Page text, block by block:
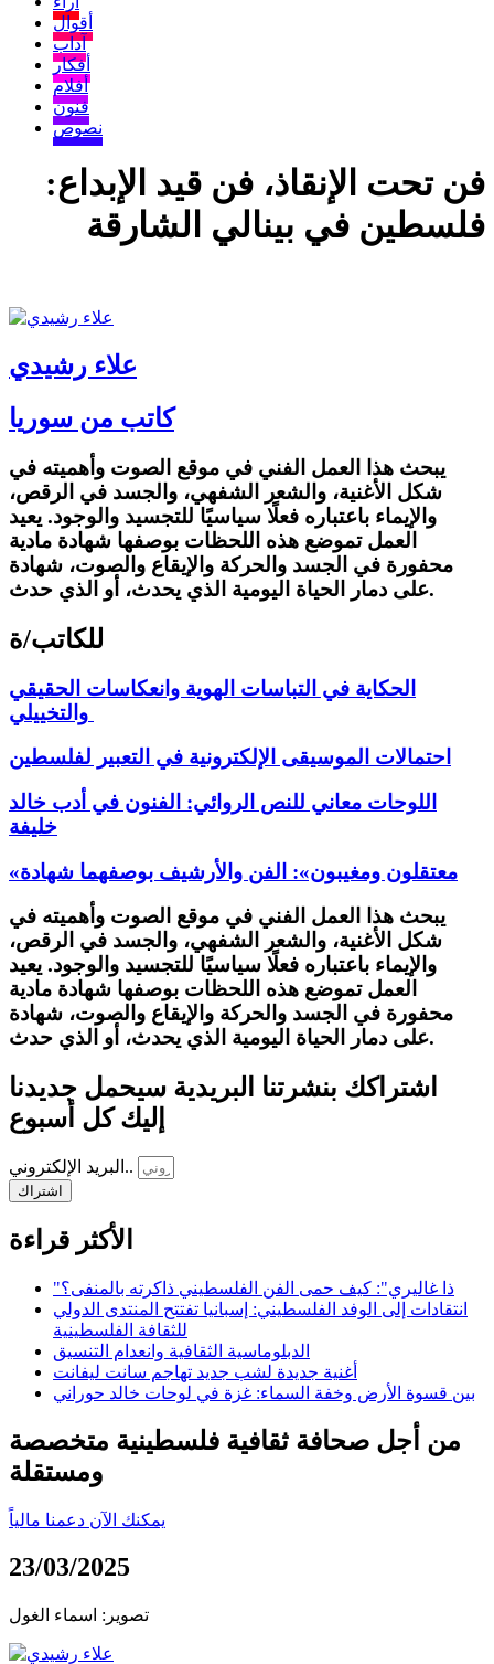
أقوال
آداب
أفكار
أفلام
فنون
نصوص
فن تحت الإنقاذ، فن قيد الإبداع:
فلسطين في بينالي الشارقة
علاء رشيدي
كاتب من سوريا
يبحث هذا العمل الفني في موقع الصوت وأهميته في
شكل الأغنية، والشعر الشفهي، والجسد في الرقص،
والإيماء باعتباره فعلًا سياسيًا للتجسيد والوجود. يعيد
العمل تموضع هذه اللحظات بوصفها شهادة مادية
محفورة في الجسد والحركة والإيقاع والصوت، شهادة
على دمار الحياة اليومية الذي يحدث، أو الذي حدث.
للكاتب/ة
الحكاية في التباسات الهوية وانعكاسات الحقيقي
احتمالات الموسيقى الإلكترونية في التعبير لفلسطين
اللوحات معاني للنص الروائي: الفنون في أدب خالد
خليفة
«معتقلون ومغيبون»: الفن والأرشيف بوصفهما شهادة
يبحث هذا العمل الفني في موقع الصوت وأهميته في
شكل الأغنية، والشعر الشفهي، والجسد في الرقص،
والإيماء باعتباره فعلًا سياسيًا للتجسيد والوجود. يعيد
العمل تموضع هذه اللحظات بوصفها شهادة مادية
محفورة في الجسد والحركة والإيقاع والصوت، شهادة
على دمار الحياة اليومية الذي يحدث، أو الذي حدث.
اشتراكك بنشرتنا البريدية سيحمل جديدنا
إليك كل أسبوع
البريد الإلكتروني..
اشتراك
الأكثر قراءة
"ذا غاليري": كيف حمى الفن الفلسطيني ذاكرته بالمنفى؟
انتقادات إلى الوفد الفلسطيني: إسبانيا تفتتح المنتدى الدولي
للثقافة الفلسطينية
الدبلوماسية الثقافية وانعدام التنسيق
أغنية جديدة لشب جديد تهاجم سانت ليفانت
بين قسوة الأرض وخفة السماء: غزة في لوحات خالد حوراني
من أجل صحافة ثقافية فلسطينية متخصصة
ومستقلة
يمكنك الآن دعمنا مالياً
23/03/2025
تصوير: اسماء الغول